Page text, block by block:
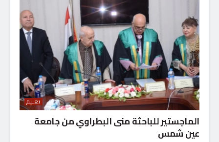
تعليم
الماجستير للباحثة منى البطراوي من جامعة
عين شمس